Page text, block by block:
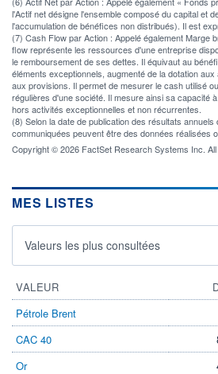
l'Actif net désigne l'ensemble composé du capital et
l'accumulation de bénéfices non distribués). Il est
(7) Cash Flow par Action : Appelé également Marge
flow représente les ressources d'une entreprise
le remboursement de ses dettes. Il équivaut au
éléments exceptionnels, augmenté de la dotation
aux provisions. Il permet de mesurer le cash utilisé
régulières d'une société. Il mesure ainsi sa capacité
hors activités exceptionnelles et non récurrentes.
(8) Selon la date de publication des résultats
communiquées peuvent être des données réalisées
Copyright © 2026 FactSet Research Systems Inc.
MES LISTES
Valeurs les plus consultées
VALEUR
Pétrole Brent
CAC 40
Or